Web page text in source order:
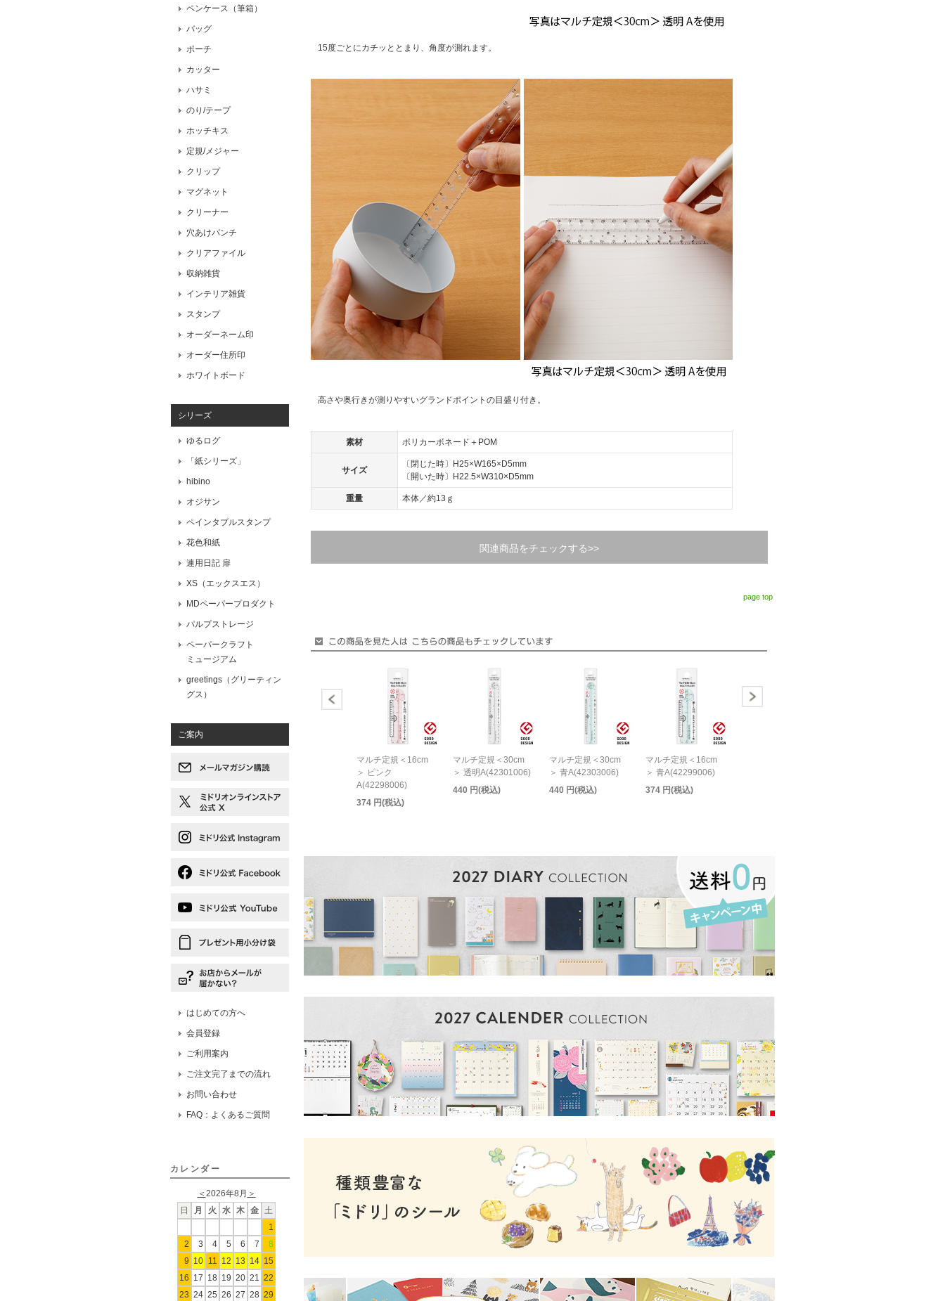
ペンケース（筆箱）
バッグ
ポーチ
カッター
ハサミ
のり/テープ
ホッチキス
定規/メジャー
クリップ
マグネット
クリーナー
穴あけパンチ
クリアファイル
収納雑貨
インテリア雑貨
スタンプ
オーダーネーム印
オーダー住所印
ホワイトボード
シリーズ
ゆるログ
「紙シリーズ」
hibino
オジサン
ペインタブルスタンプ
花色和紙
連用日記 扉
XS（エックスエス）
MDペーパープロダクト
パルプストレージ
ペーパークラフト
ミュージアム
greetings（グリーティン
グス）
ご案内
はじめての方へ
会員登録
ご利用案内
ご注文完了までの流れ
お問い合わせ
FAQ：よくあるご質問
カレンダー
＜ 2026年8月 ＞
日
月 火 水 木 金
土
1
2
3 4 5 6 7
8
9 10 11 12 13 14 15
16 17 18 19 20 21
22
23 24 25 26 27 28 29
15度ごとにカチッととまり、角度が測れます。
高さや奥行きが測りやすいグランドポイントの目盛り付き。
素材 ポリカーボネード＋POM
サイズ
〔閉じた時〕H25×W165×D5mm
〔開いた時〕H22.5×W310×D5mm
重量 本体／約13ｇ
関連商品をチェックする>>
page top
マルチ定規＜16cm
＞ ピンク
A(42298006)
374 円(税込)
マルチ定規＜30cm
＞ 透明A(42301006)
440 円(税込)
マルチ定規＜30cm
＞ 青A(42303006)
440 円(税込)
マルチ定規＜16cm
＞ 青A(42299006)
374 円(税込)